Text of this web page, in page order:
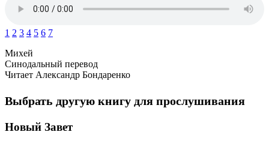
1 2 3 4 5 6 7
Михей
Синодальный перевод
Читает Александр Бондаренко
Выбрать другую книгу для прослушивания
Новый Завет